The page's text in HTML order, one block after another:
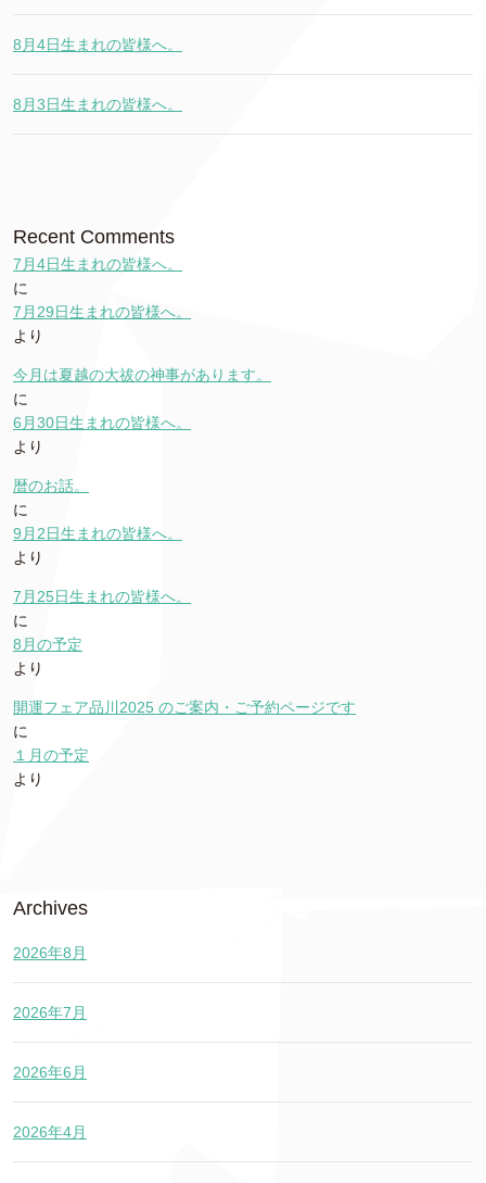
8月4日生まれの皆様へ。
8月3日生まれの皆様へ。
Recent Comments
7月4日生まれの皆様へ。
に
7月29日生まれの皆様へ。
より
今月は夏越の大祓の神事があります。
に
6月30日生まれの皆様へ。
より
暦のお話。
に
9月2日生まれの皆様へ。
より
7月25日生まれの皆様へ。
に
8月の予定
より
開運フェア品川2025 のご案内・ご予約ページです
に
１月の予定
より
Archives
2026年8月
2026年7月
2026年6月
2026年4月